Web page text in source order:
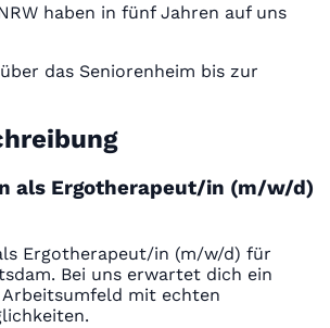
haben in fünf Jahren auf uns
das Seniorenheim bis zur
als Ergotherapeut/in (m/w/d)
Ergotherapeut/in (m/w/d) für
Bei uns erwartet dich ein
mit echten